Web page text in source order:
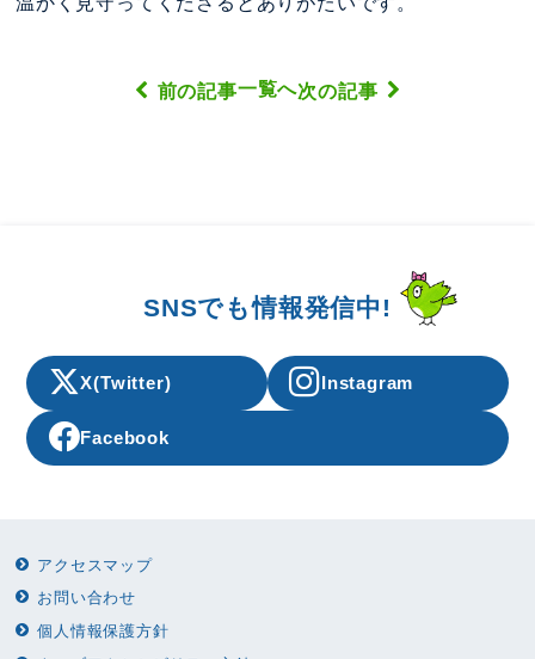
前の記事一覧へ次の記事
SNSでも情報発信中!
X(Twitter) Instagram
Facebook
アクセスマップ
お問い合わせ
個人情報保護方針